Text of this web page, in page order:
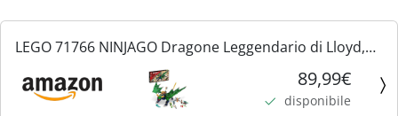
LEGO 71766 NINJAGO Dragone Leggendario di Lloyd,
Set di Costruzioni con Drago Giocattolo Snodabile e
Minifigure, Giochi per Bambini, Idee Regalo
89,99€
disponibile